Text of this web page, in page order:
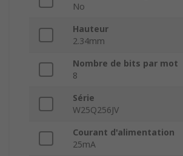
No
Hauteur
2.34mm
Nombre de bits par mot
8
Série
W25Q256JV
Courant d'alimentation
25mA